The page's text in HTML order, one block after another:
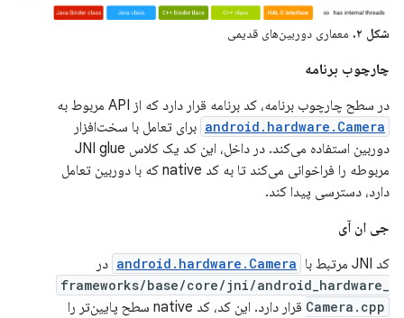
شکل ۲. معماری دوربین‌های قدیمی
چارچوب برنامه
در سطح چارچوب برنامه، کد برنامه قرار دارد که از API مربوط به
android.hardware.Camera برای تعامل با سخت‌افزار
دوربین استفاده می‌کند. در داخل، این کد یک کلاس JNI glue
مربوطه را فراخوانی می‌کند تا به کد native که با دوربین تعامل
دارد، دسترسی پیدا کند.
جی ان آی
کد JNI مرتبط با
android.hardware.Camera در
frameworks/base/core/jni/android_hardware_
Camera.cpp
قرار دارد. این کد، کد native سطح پایین‌تر را